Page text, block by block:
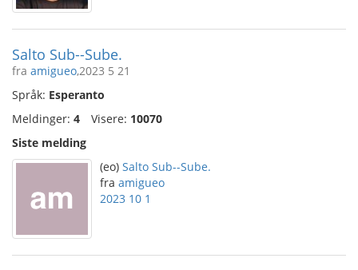
Salto Sub--Sube.
fra amigueo,2023 5 21
Språk: Esperanto
Meldinger: 4 Visere: 10070
Siste melding
(eo) Salto Sub--Sube.
fra amigueo
2023 10 1